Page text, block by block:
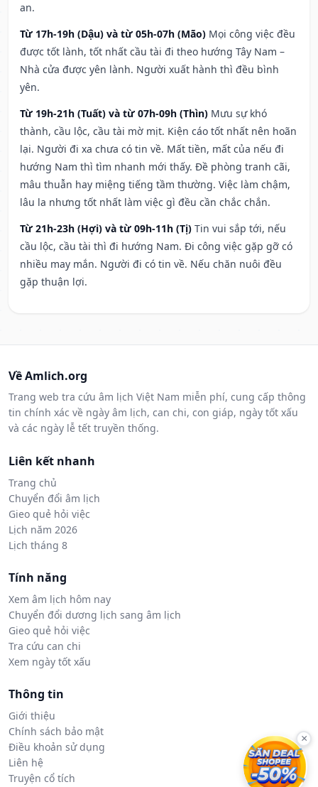
an.
Từ 17h-19h (Dậu) và từ 05h-07h (Mão) Mọi công việc đều
được tốt lành, tốt nhất cầu tài đi theo hướng Tây Nam –
Nhà cửa được yên lành. Người xuất hành thì đều bình
yên.
Từ 19h-21h (Tuất) và từ 07h-09h (Thìn) Mưu sự khó
thành, cầu lộc, cầu tài mờ mịt. Kiện cáo tốt nhất nên hoãn
lại. Người đi xa chưa có tin về. Mất tiền, mất của nếu đi
hướng Nam thì tìm nhanh mới thấy. Đề phòng tranh cãi,
mâu thuẫn hay miệng tiếng tầm thường. Việc làm chậm,
lâu la nhưng tốt nhất làm việc gì đều cần chắc chắn.
Từ 21h-23h (Hợi) và từ 09h-11h (Tị) Tin vui sắp tới, nếu
cầu lộc, cầu tài thì đi hướng Nam. Đi công việc gặp gỡ có
nhiều may mắn. Người đi có tin về. Nếu chăn nuôi đều
gặp thuận lợi.
Về Amlich.org
Trang web tra cứu âm lịch Việt Nam miễn phí, cung cấp thông
tin chính xác về ngày âm lịch, can chi, con giáp, ngày tốt xấu
và các ngày lễ tết truyền thống.
Liên kết nhanh
Trang chủ
Chuyển đổi âm lịch
Gieo quẻ hỏi việc
Lịch năm 2026
Lịch tháng 8
Tính năng
Xem âm lịch hôm nay
Chuyển đổi dương lịch sang âm lịch
Gieo quẻ hỏi việc
Tra cứu can chi
Xem ngày tốt xấu
Thông tin
Giới thiệu
Chính sách bảo mật
Điều khoản sử dụng
Liên hệ
Truyện cổ tích
×